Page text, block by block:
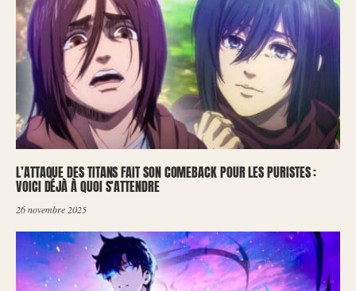
L’ATTAQUE DES TITANS FAIT SON COMEBACK POUR LES PURISTES :
VOICI DÉJÀ À QUOI S’ATTENDRE
26 novembre 2025